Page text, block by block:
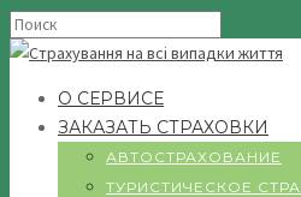
О СЕРВИСЕ
ЗАКАЗАТЬ СТРАХОВКИ
АВТОСТРАХОВАНИЕ
ТУРИСТИЧЕСКОЕ